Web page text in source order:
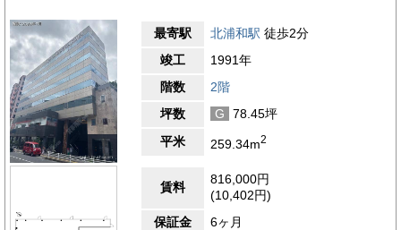
最寄駅 北浦和駅 徒歩2分
竣工
1991年
階数
2階
坪数
G
78.45坪
平米
259.34m2
賃料
816,000円
(10,402円)
保証金
6ヶ月